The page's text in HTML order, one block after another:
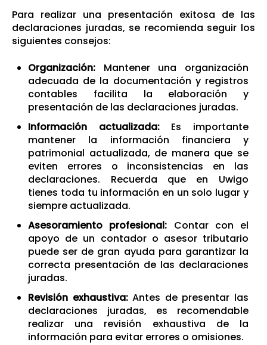
Para realizar una presentación exitosa de las
declaraciones juradas, se recomienda seguir los
siguientes consejos:
Organización: Mantener una organización
adecuada de la documentación y registros
contables facilita la elaboración y
presentación de las declaraciones juradas.
Información actualizada:Es importante
mantener la información financiera y
patrimonial actualizada, de manera que se
eviten errores o inconsistencias en las
declaraciones. Recuerda que en Uwigo
tienes toda tu información en un solo lugar y
siempre actualizada.
Asesoramiento profesional: Contar con el
apoyo de un contador o asesor tributario
puede ser de gran ayuda para garantizar la
correcta presentación de las declaraciones
juradas.
Revisión exhaustiva:Antes de presentar las
declaraciones juradas, es recomendable
realizar una revisión exhaustiva de la
información para evitar errores o omisiones.